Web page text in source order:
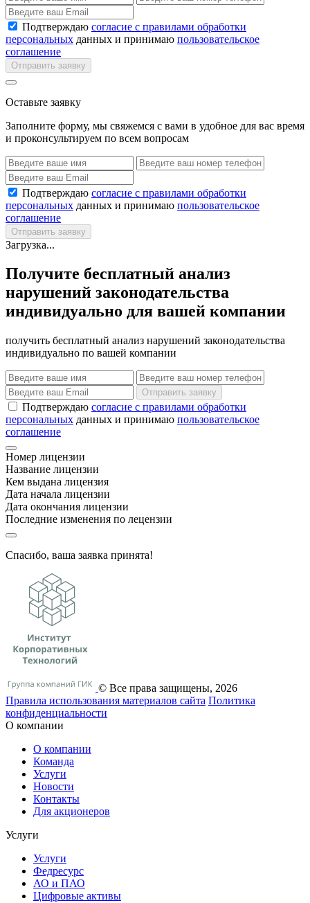
Подтверждаю согласие с правилами обработки
персональных данных и принимаю пользовательское
соглашение
Отправить заявку
Оставьте заявку
Заполните форму, мы свяжемся с вами в удобное для вас время
и проконсультируем по всем вопросам
Подтверждаю согласие с правилами обработки
персональных данных и принимаю пользовательское
соглашение
Отправить заявку
Загрузка...
Получите бесплатный анализ
нарушений законодательства
индивидуально для вашей компании
получить бесплатный анализ нарушений законодательства
индивидуально по вашей компании
Отправить заявку
Подтверждаю согласие с правилами обработки
персональных данных и принимаю пользовательское
соглашение
Номер лицензии
Название лицензии
Кем выдана лицензия
Дата начала лицензии
Дата окончания лицензии
Последние изменения по лецензии
Спасибо, ваша заявка принята!
© Все права защищены, 2026
Правила использования материалов сайта Политика
конфиденциальности
О компании
О компании
Команда
Услуги
Новости
Контакты
Для акционеров
Услуги
Услуги
Федресурс
АО и ПАО
Цифровые активы